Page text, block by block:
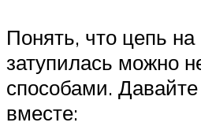
Понять, что цепь
затупилась можно
способами.
вместе: